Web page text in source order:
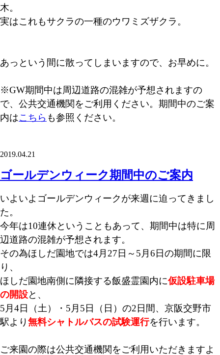
木。
実はこれもサクラの一種のウワミズザクラ。
あっという間に散ってしまいますので、お早めに。
※GW期間中は周辺道路の混雑が予想されますの
で、公共交通機関をご利用ください。期間中のご案
内はこちら も参照ください。
2019.04.21
ゴールデンウィーク期間中のご案内
いよいよゴールデンウィークが来週に迫ってきまし
た。
今年は10連休ということもあって、期間中は特に周
辺道路の混雑が予想されます。
その為ほしだ園地では4月27日～5月6日の期間に限
り、
ほしだ園地南側に隣接する飯盛霊園内に仮設駐車場
の開設と、
5月4日（土）・5月5日（日）の2日間、京阪交野市
駅より無料シャトルバスの試験運行を行います。
ご来園の際は公共交通機関をご利用いただきますよ